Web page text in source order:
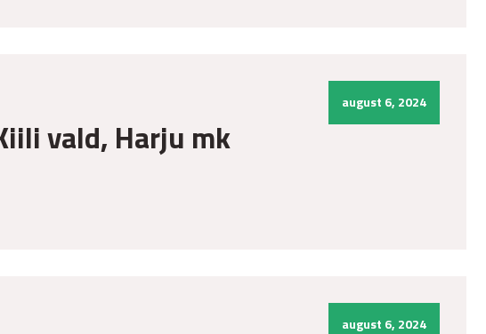
august 6, 2024
vald, Harju mk
august 6, 2024